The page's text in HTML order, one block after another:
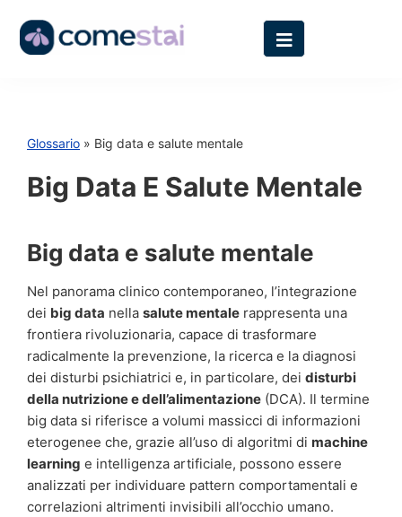
Glossario » Big data e salute mentale
Big Data E Salute Mentale
Big data e salute mentale
Nel panorama clinico contemporaneo, l’integrazione
dei big data nella salute mentale rappresenta una
frontiera rivoluzionaria, capace di trasformare
radicalmente la prevenzione, la ricerca e la diagnosi
dei disturbi psichiatrici e, in particolare, dei disturbi
della nutrizione e dell’alimentazione (DCA). Il termine
big data si riferisce a volumi massicci di informazioni
eterogenee che, grazie all’uso di algoritmi di machine
learning e intelligenza artificiale, possono essere
analizzati per individuare pattern comportamentali e
correlazioni altrimenti invisibili all’occhio umano.